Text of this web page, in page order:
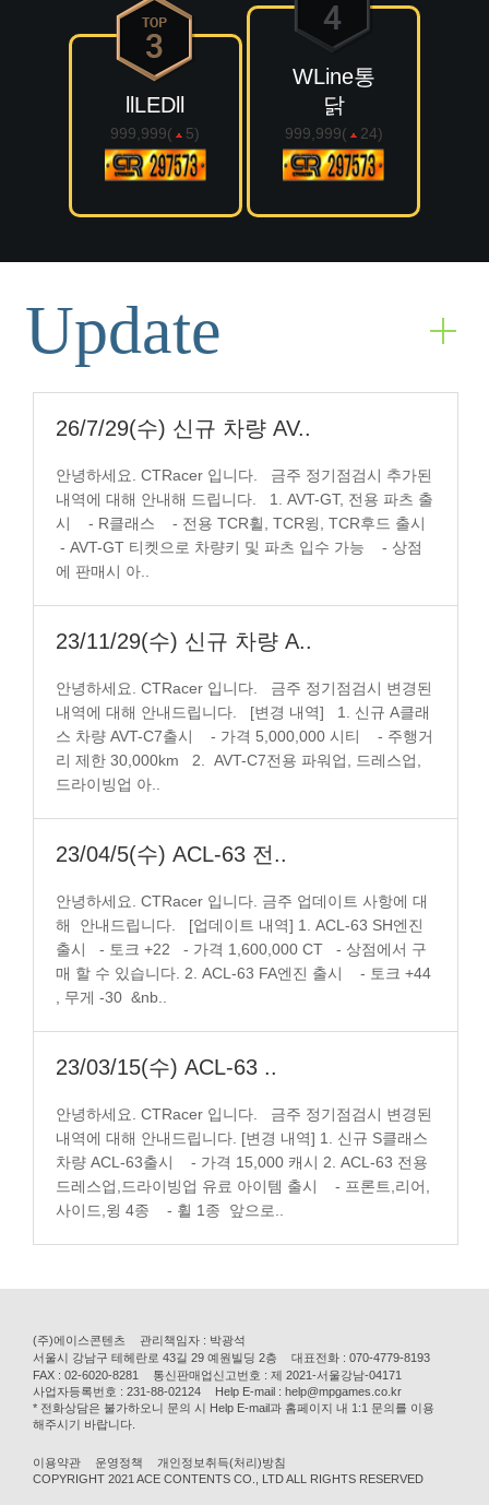
llLEDll
999,999( 5)
WLine통
닭
999,999( 24)
Update
26/7/29(수) 신규 차량 AV..
안녕하세요. CTRacer 입니다. 금주 정기점검시 추가된
내역에 대해 안내해 드립니다. 1. AVT-GT, 전용 파츠 출
시 - R클래스 - 전용 TCR휠, TCR윙, TCR후드 출시
- AVT-GT 티켓으로 차량키 및 파츠 입수 가능 - 상점
에 판매시 아..
23/11/29(수) 신규 차량 A..
안녕하세요. CTRacer 입니다. 금주 정기점검시 변경된
내역에 대해 안내드립니다. [변경 내역] 1. 신규 A클래
스 차량 AVT-C7출시 - 가격 5,000,000 시티 - 주행거
리 제한 30,000km 2. AVT-C7전용 파워업, 드레스업,
드라이빙업 아..
23/04/5(수) ACL-63 전..
안녕하세요. CTRacer 입니다. 금주 업데이트 사항에 대
해 안내드립니다. [업데이트 내역] 1. ACL-63 SH엔진
출시 - 토크 +22 - 가격 1,600,000 CT - 상점에서 구
매 할 수 있습니다. 2. ACL-63 FA엔진 출시 - 토크 +44
, 무게 -30 &nb..
23/03/15(수) ACL-63 ..
안녕하세요. CTRacer 입니다. 금주 정기점검시 변경된
내역에 대해 안내드립니다. [변경 내역] 1. 신규 S클래스
차량 ACL-63출시 - 가격 15,000 캐시 2. ACL-63 전용
드레스업,드라이빙업 유료 아이템 출시 - 프론트,리어,
사이드,윙 4종 - 휠 1종 앞으로..
(주)에이스콘텐츠
관리책임자 : 박광석
서울시 강남구 테헤란로 43길 29 예원빌딩 2층
대표전화 : 070-4779-8193
FAX : 02-6020-8281
통신판매업신고번호 : 제 2021-서울강남-04171
사업자등록번호 : 231-88-02124
Help E-mail : help@mpgames.co.kr
* 전화상담은 불가하오니 문의 시 Help E-mail과 홈페이지 내 1:1 문의를 이용
해주시기 바랍니다.
이용약관 운영정책
개인정보취득(처리)방침
COPYRIGHT 2021 ACE CONTENTS CO., LTD ALL RIGHTS RESERVED